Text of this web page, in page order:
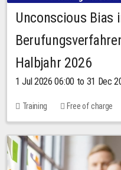
Unconscious Bias
Halbjahr 2026
1 Jul 2026 06:00 to 31 Dec
Training Free of charge